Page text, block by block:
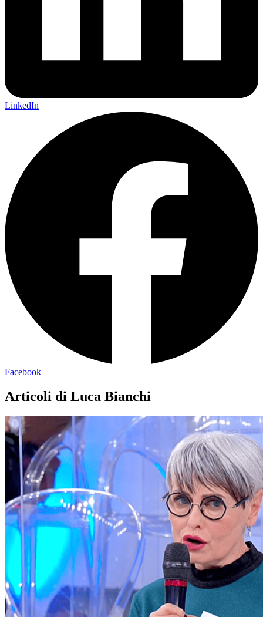
LinkedIn
Facebook
Articoli di Luca Bianchi